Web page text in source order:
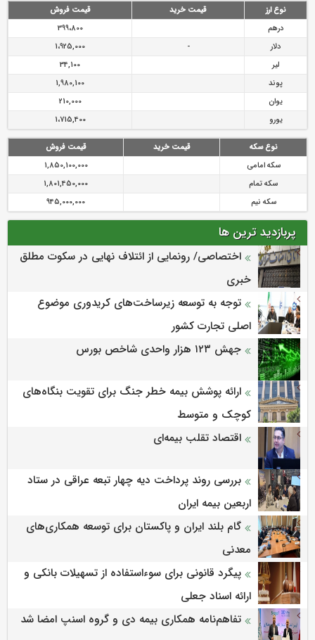
نوع ارز قیمت خرید
قیمت فروش
درهم
399،800
دلار
-
1،925,000
لیر
34,100
پوند
1,980,100
یوان
210,000
یورو
1،715,400
نوع سکه قیمت خرید
قیمت فروش
سکه امامی
1,850,100,000
سکه تمام
1,801,450,000
سکه نیم
945,000,000
پربازدید ترین ها
اختصاصی/ رونمایی از ائتلاف‌ نهایی در سکوت مطلق
خبری
توجه به توسعه زیرساخت‌های کریدوری موضوع
اصلی تجارت کشور
جهش ۱۲۳ هزار واحدی شاخص بورس
ارائه پوشش بیمه خطر جنگ برای تقویت بنگاه‌های
کوچک و متوسط
اقتصاد تقلب بیمه‌ای
بررسی روند پرداخت دیه چهار تبعه عراقی در ستاد
اربعین بیمه ایران
گام بلند ایران و پاکستان برای توسعه همکاری‌های
معدنی
پیگرد قانونی برای سوءاستفاده از تسهیلات بانکی و
ارائه اسناد جعلی
تفاهم‌نامه همکاری بیمه دی و گروه اسنپ امضا شد